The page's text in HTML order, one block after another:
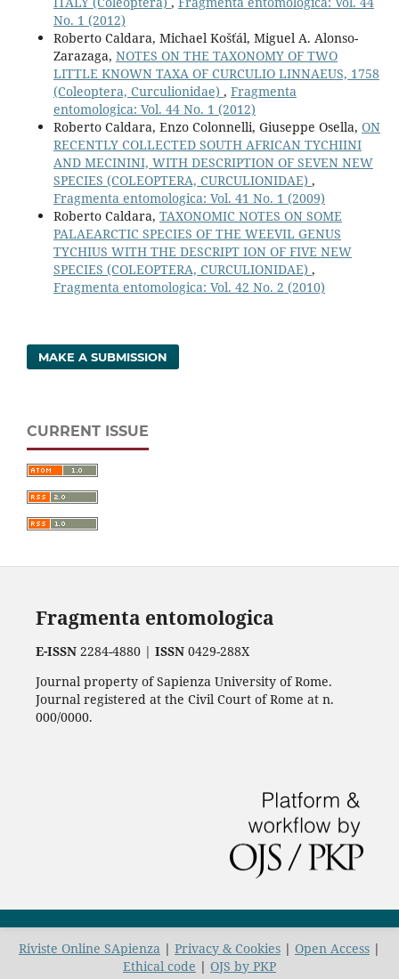
No. 1 (2012)
Roberto Caldara, Michael Košťál, Miguel A. Alonso-
Zarazaga, NOTES ON THE TAXONOMY OF TWO
LITTLE KNOWN TAXA OF CURCULIO LINNAEUS, 1758
(Coleoptera, Curculionidae) , Fragmenta
entomologica: Vol. 44 No. 1 (2012)
Roberto Caldara, Enzo Colonnelli, Giuseppe Osella, ON
RECENTLY COLLECTED SOUTH AFRICAN TYCHIINI
AND MECININI, WITH DESCRIPTION OF SEVEN NEW
SPECIES (COLEOPTERA, CURCULIONIDAE) ,
Fragmenta entomologica: Vol. 41 No. 1 (2009)
Roberto Caldara, TAXONOMIC NOTES ON SOME
PALAEARCTIC SPECIES OF THE WEEVIL GENUS
TYCHIUS WITH THE DESCRIPT ION OF FIVE NEW
SPECIES (COLEOPTERA, CURCULIONIDAE) ,
Fragmenta entomologica: Vol. 42 No. 2 (2010)
MAKE A SUBMISSION
CURRENT ISSUE
Fragmenta entomologica
E-ISSN2284-4880 | ISSN0429-288X
Journal property of Sapienza University of Rome.
Journal registered at the Civil Court of Rome at n.
000/0000.
Riviste Online SApienza | Privacy & Cookies | Open Access |
Ethical code | OJS by PKP